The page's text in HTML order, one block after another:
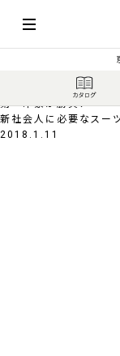
第一印象が勝負！
新社会人に必要なスー
2018.1.11